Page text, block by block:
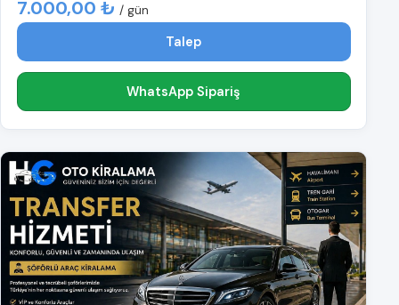
7.000,00 ₺ / gün
Talep
WhatsApp Sipariş